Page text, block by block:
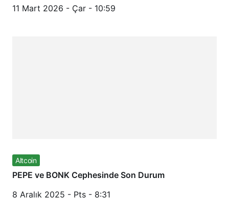
11 Mart 2026 - Çar - 10:59
Altcoin
PEPE ve BONK Cephesinde Son Durum
8 Aralık 2025 - Pts - 8:31